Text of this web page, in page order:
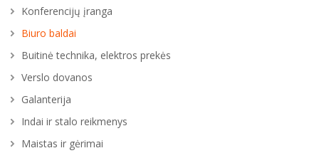
Konferencijų įranga
Biuro baldai
Buitinė technika, elektros prekės
Verslo dovanos
Galanterija
Indai ir stalo reikmenys
Maistas ir gėrimai